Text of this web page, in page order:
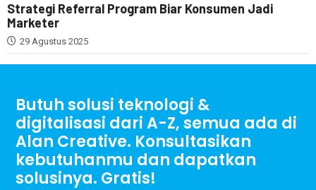
Strategi Referral Program Biar Konsumen Jadi
Marketer
29 Agustus 2025
Butuh solusi teknologi &
digitalisasi dari A-Z, semua ada di
Alan Creative. Konsultasikan
kebutuhanmu dan dapatkan
solusinya. Gratis!